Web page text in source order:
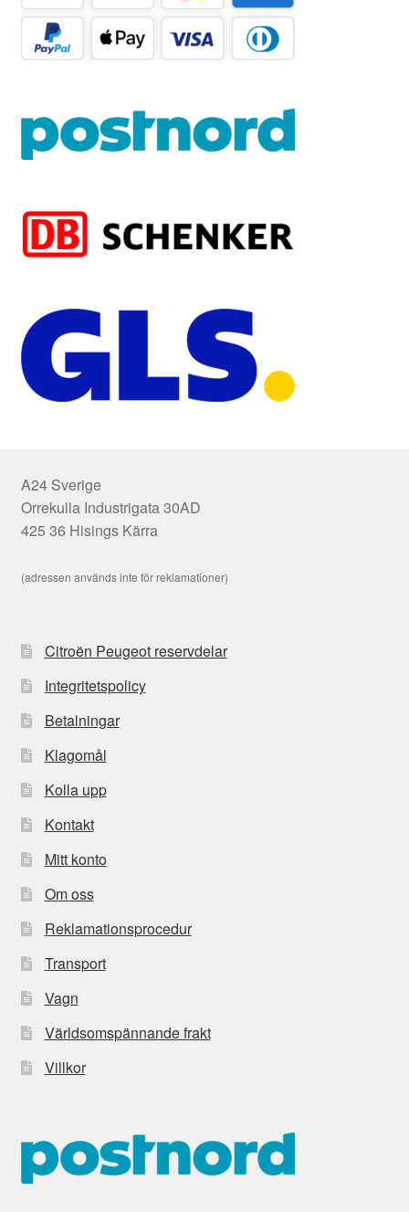
A24 Sverige
Orrekulla Industrigata 30AD
425 36 Hisings Kärra
(adressen används inte för reklamationer)
Citroën Peugeot reservdelar
Integritetspolicy
Betalningar
Klagomål
Kolla upp
Kontakt
Mitt konto
Om oss
Reklamationsprocedur
Transport
Vagn
Världsomspännande frakt
Villkor